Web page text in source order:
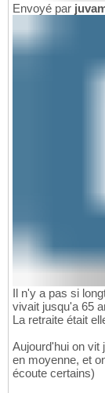
Envoyé par
Il n'y a pas si
vivait jusqu'a 65
La retraite était
Aujourd'hui on vit
en moyenne, et
écoute certains)